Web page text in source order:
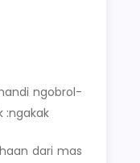
ngobrol-
:ngakak
dari mas